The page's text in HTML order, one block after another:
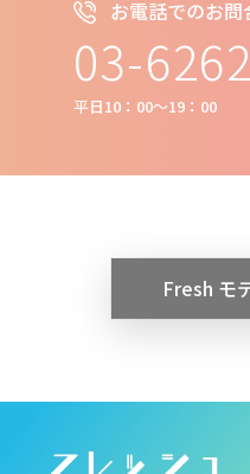
お電話でのお問
03-
平日10：00～19：00
Fresh モ